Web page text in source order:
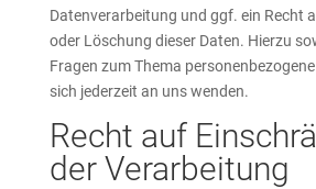
Datenverarbeitung und ggf. ein Recht
oder Löschung dieser Daten. Hierzu
Fragen zum Thema
sich jederzeit an uns wenden.
Recht auf
der Verarbeitung